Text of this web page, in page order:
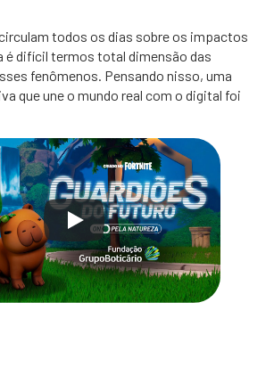
todos os dias sobre os impactos
é difícil termos total dimensão das
fenômenos. Pensando nisso, uma
que une o mundo real com o digital foi